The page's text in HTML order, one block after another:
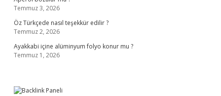
Temmuz 3, 2026
Öz Türkçede nasıl teşekkür edilir ?
Temmuz 2, 2026
Ayakkabi içine alüminyum folyo konur mu ?
Temmuz 1, 2026